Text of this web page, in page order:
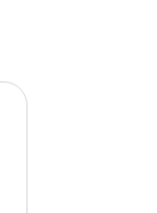
อเสนอ
หาข้อเสนอ
ค้นหาข้อเสนอ
ค้นหาข้อ
disclaimer. ค้นห